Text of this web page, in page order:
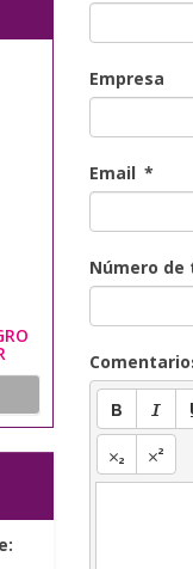
Empresa
Email *
Número de